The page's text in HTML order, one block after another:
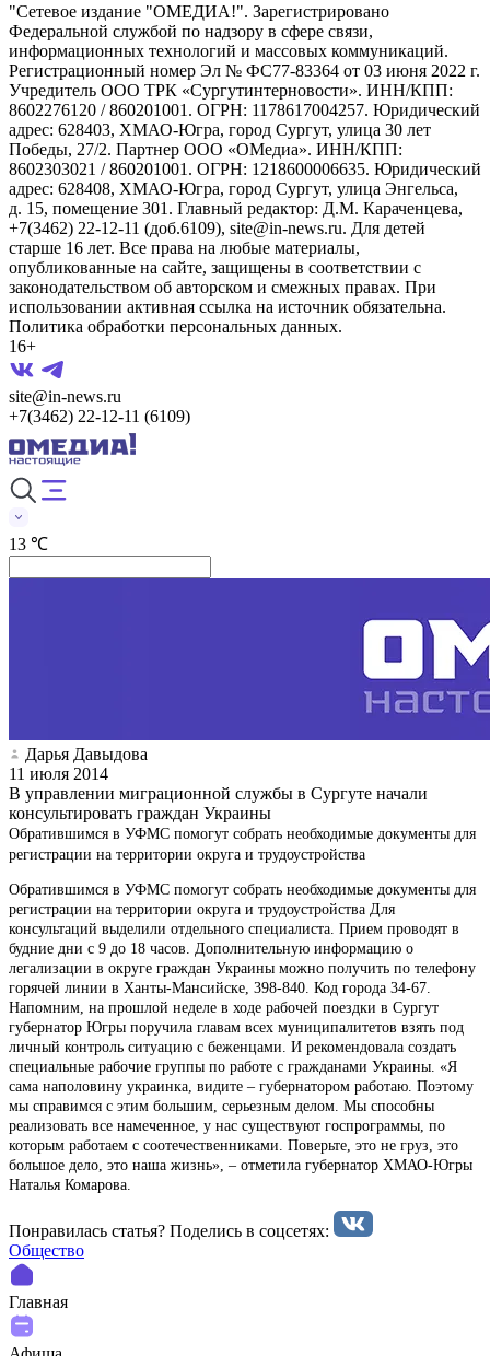
"Сетевое издание "ОМЕДИА!". Зарегистрировано
Федеральной службой по надзору в сфере связи,
информационных технологий и массовых коммуникаций.
Регистрационный номер Эл № ФС77-83364 от 03 июня 2022 г.
Учредитель ООО ТРК «Сургутинтерновости». ИНН/КПП:
8602276120 / 860201001. ОГРН: 1178617004257. Юридический
адрес: 628403, ХМАО-Югра, город Сургут, улица 30 лет
Победы, 27/2. Партнер ООО «ОМедиа». ИНН/КПП:
8602303021 / 860201001. ОГРН: 1218600006635. Юридический
адрес: 628408, ХМАО-Югра, город Сургут, улица Энгельса,
д. 15, помещение 301. Главный редактор: Д.М. Караченцева,
+7(3462) 22-12-11 (доб.6109), site@in-news.ru. Для детей
старше 16 лет. Все права на любые материалы,
опубликованные на сайте, защищены в соответствии с
законодательством об авторском и смежных правах. При
использовании активная ссылка на источник обязательна.
Политика обработки персональных данных.
16+
site@in-news.ru
+7(3462) 22-12-11 (6109)
13 ℃
Дарья Давыдова
11 июля 2014
В управлении миграционной службы в Сургуте начали
консультировать граждан Украины
Обратившимся в УФМС помогут собрать необходимые документы для
регистрации на территории округа и трудоустройства
Обратившимся в УФМС помогут собрать необходимые документы для
регистрации на территории округа и трудоустройства Для
консультаций выделили отдельного специалиста. Прием проводят в
будние дни с 9 до 18 часов. Дополнительную информацию о
легализации в округе граждан Украины можно получить по телефону
горячей линии в Ханты-Мансийске, 398-840. Код города 34-67.
Напомним, на прошлой неделе в ходе рабочей поездки в Сургут
губернатор Югры поручила главам всех муниципалитетов взять под
личный контроль ситуацию с беженцами. И рекомендовала создать
специальные рабочие группы по работе с гражданами Украины. «Я
сама наполовину украинка, видите – губернатором работаю. Поэтому
мы справимся с этим большим, серьезным делом. Мы способны
реализовать все намеченное, у нас существуют госпрограммы, по
которым работаем с соотечественниками. Поверьте, это не груз, это
большое дело, это наша жизнь», – отметила губернатор ХМАО-Югры
Наталья Комарова.
Понравилась статья? Поделиcь в соцсетях:
Общество
Главная